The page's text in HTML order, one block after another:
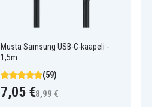
Musta Samsung USB-C-kaapeli -
1,5m
(59)
7,05 €8,99 €